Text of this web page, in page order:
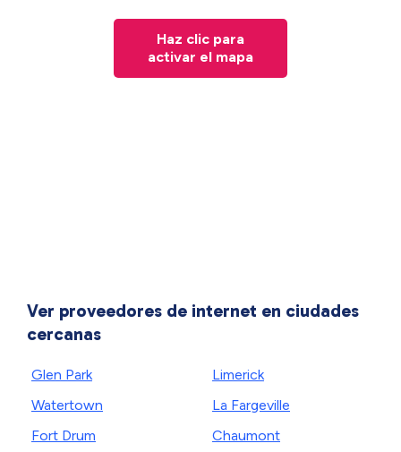
Haz clic para
activar el mapa
Ver proveedores de internet en ciudades
cercanas
Glen Park
Watertown
Fort Drum
Limerick
La Fargeville
Chaumont